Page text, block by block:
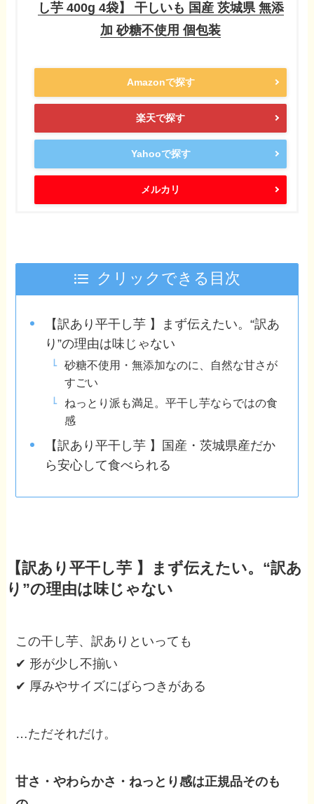
し芋 400g 4袋】 干しいも 国産 茨城県 無添
加 砂糖不使用 個包装
Amazonで探す
楽天で探す
Yahooで探す
メルカリ
クリックできる目次
【訳あり平干し芋 】まず伝えたい。“訳あ
り”の理由は味じゃない
砂糖不使用・無添加なのに、自然な甘さが
すごい
ねっとり派も満足。平干し芋ならではの食
感
【訳あり平干し芋 】国産・茨城県産だか
ら安心して食べられる
【訳あり平干し芋 】
まず伝えたい。“訳あ
り”の理由は味じゃない
この干し芋、訳ありといっても
✔ 形が少し不揃い
✔ 厚みやサイズにばらつきがある
…ただそれだけ。
甘さ・やわらかさ・ねっとり感は正規品そのも